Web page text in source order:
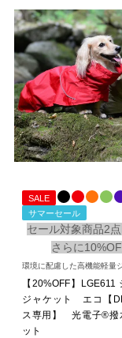
SALE
サマーセール
セール対象商品2
さらに
環境に配慮した高機能軽量
【20%OFF】
ジャケット エコ【
ス専用】 光電子®撥
ット